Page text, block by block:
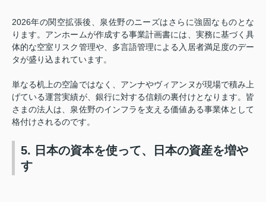
2026年の関空拡張後、泉佐野のニーズはさらに強固なものとな
ります。アンホームが作成する事業計画書には、実務に基づく具
体的な空室リスク管理や、多言語管理による入居者満足度のデー
タが盛り込まれています。
単なる机上の空論ではなく、アンナやヴィアンヌが現場で積み上
げている運営実績が、銀行に対する信頼の裏付けとなります。皆
さまの法人は、泉佐野のインフラを支える価値ある事業体として
格付けされるのです。
5. 日本の資本を使って、日本の資産を増や
す